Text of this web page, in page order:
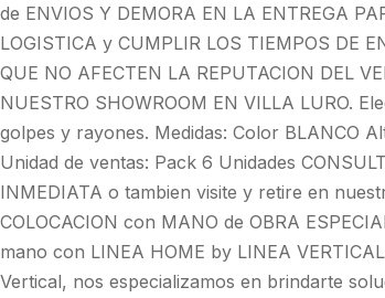
de ENVIOS Y DEMORA EN LA ENTREGA
LOGISTICA y CUMPLIR LOS TIEMPOS DE
QUE NO AFECTEN LA REPUTACION DEL
NUESTRO SHOWROOM EN VILLA LURO.
golpes y rayones. Medidas: Color BLANCO
Unidad de ventas: Pack 6 Unidades
INMEDIATA o tambien visite y retire en
COLOCACION con MANO de OBRA
mano con LINEA HOME by LINEA
Vertical, nos especializamos en brindarte